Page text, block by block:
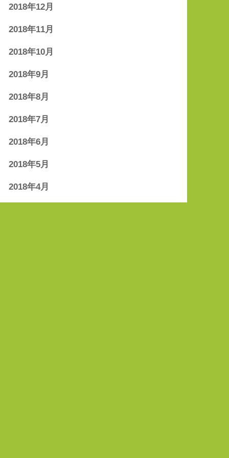
2018年12月
2018年11月
2018年10月
2018年9月
2018年8月
2018年7月
2018年6月
2018年5月
2018年4月